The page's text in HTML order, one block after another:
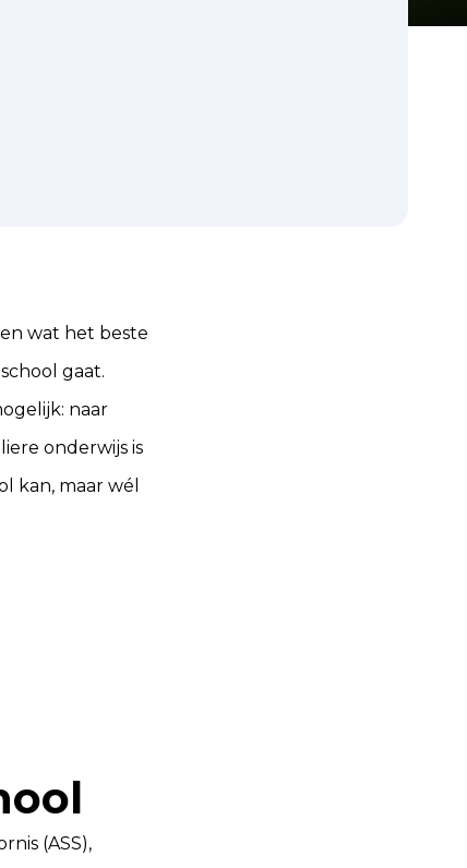
wat het beste
gaat.
naar
onderwijs is
kan, maar wél
(ASS),